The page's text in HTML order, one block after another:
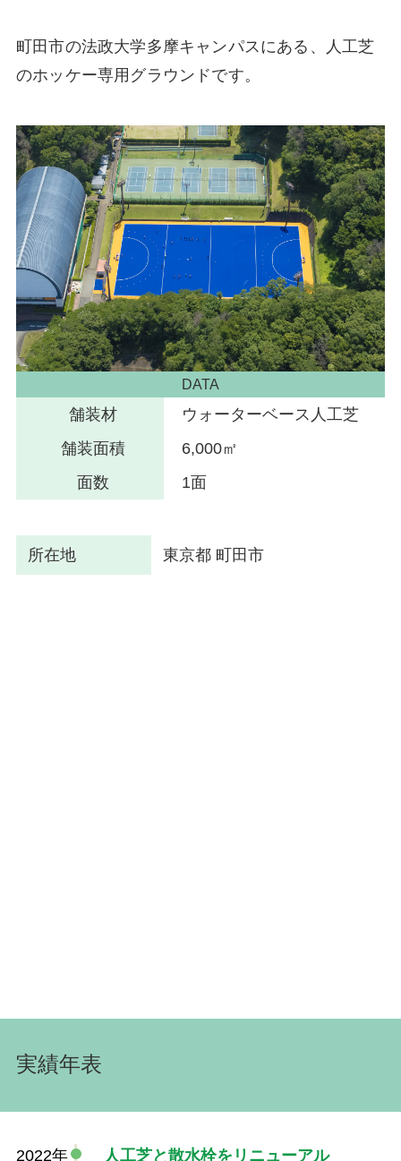
町田市の法政大学多摩キャンパスにある、人工芝
のホッケー専用グラウンドです。
DATA
舗装材
ウォーターベース人工芝
舗装面積
6,000㎡
面数
1面
所在地 東京都 町田市
実績年表
2022年 人工芝と散水栓をリニューアル